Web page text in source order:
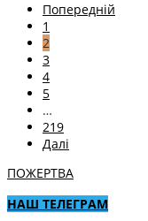
Попередній
1
2
3
4
5
…
219
Далі
ПОЖЕРТВА
НАШ ТЕЛЕГРАМ